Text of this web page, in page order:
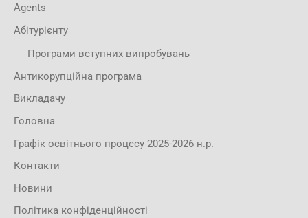
Agents
Абітурієнту
Програми вступних випробувань
Антикорупційна програма
Викладачу
Головна
Графік освітнього процесу 2025-2026 н.р.
Контакти
Новини
Політика конфіденційності